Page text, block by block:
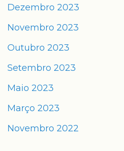
Dezembro 2023
Novembro 2023
Outubro 2023
Setembro 2023
Maio 2023
Março 2023
Novembro 2022